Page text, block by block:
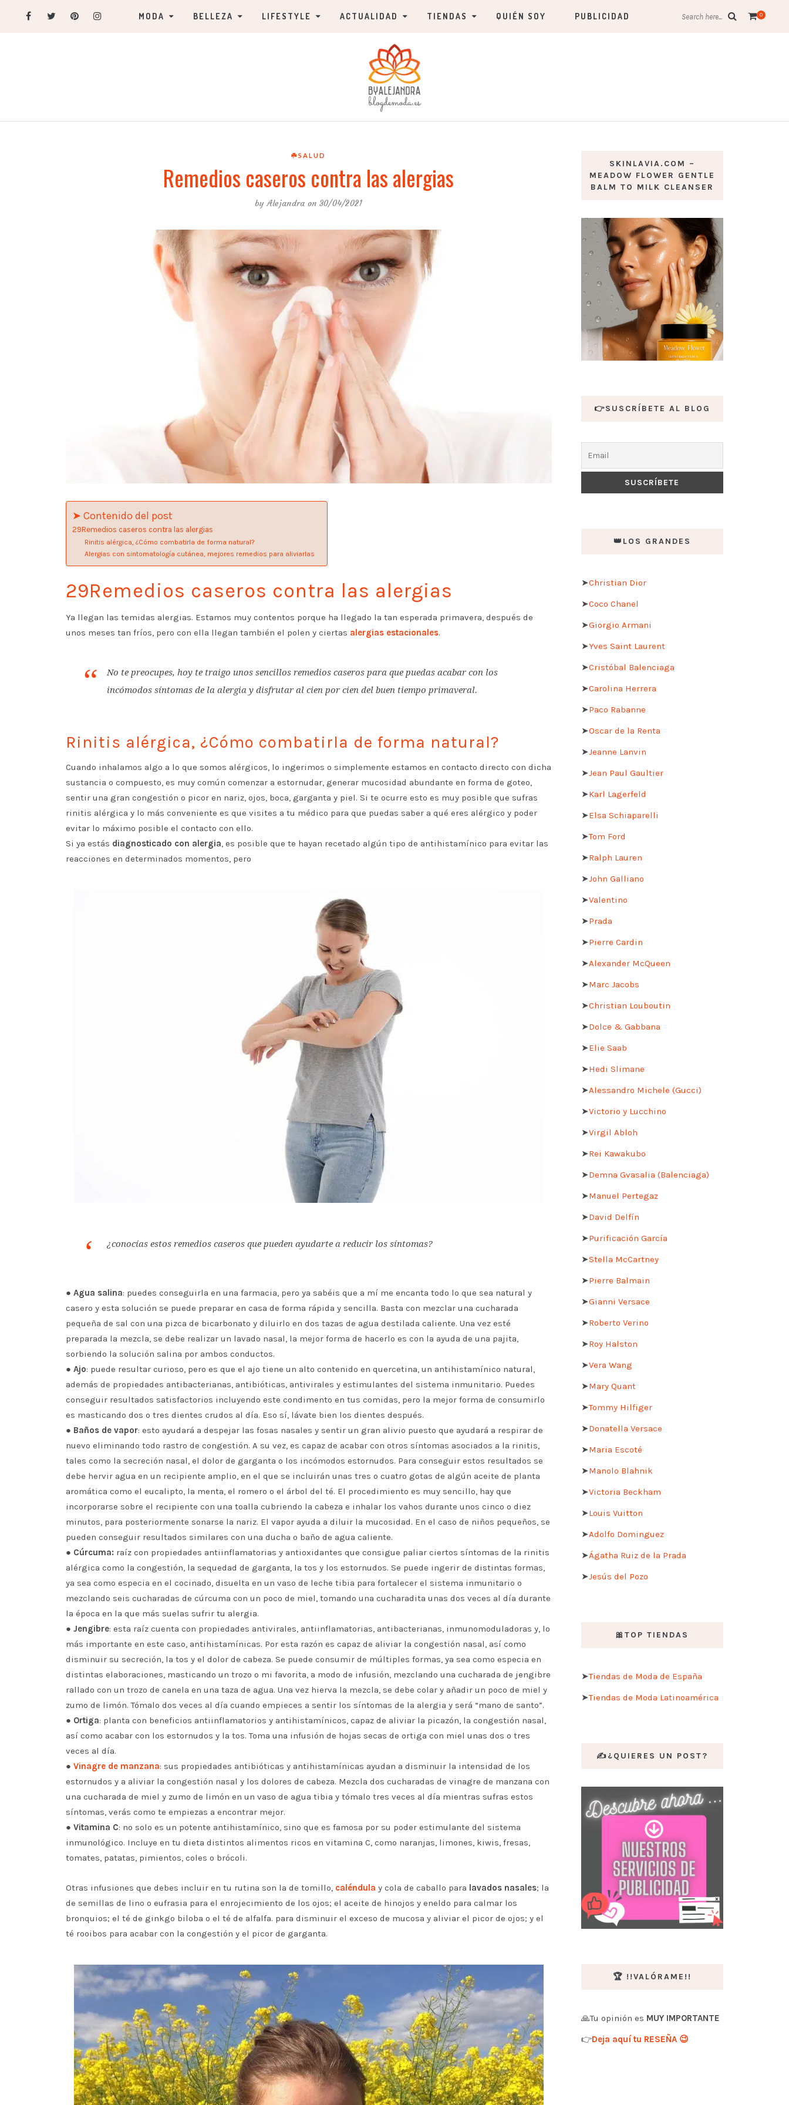
MODA BELLEZA LIFESTYLE ACTUALIDAD TIENDAS QUIÉN SOY PUBLICIDAD Search here... 0
☘️SALUD
Remedios caseros contra las alergias
byAlejandra on 30/04/2021
➤ Contenido del post
29Remedios caseros contra las alergias
Rinitis alérgica, ¿Cómo combatirla de forma natural?
Alergias con sintomatología cutánea, mejores remedios para aliviarlas
29Remedios caseros contra las alergias
Ya llegan las temidas alergias. Estamos muy contentos porque ha llegado la tan esperada primavera, después de
unos meses tan fríos, pero con ella llegan también el polen y ciertas alergias estacionales.
No te preocupes, hoy te traigo unos sencillos remedios caseros para que puedas acabar con los
incómodos síntomas de la alergia y disfrutar al cien por cien del buen tiempo primaveral.
Rinitis alérgica, ¿Cómo combatirla de forma natural?
Cuando inhalamos algo a lo que somos alérgicos, lo ingerimos o simplemente estamos en contacto directo con dicha
sustancia o compuesto, es muy común comenzar a estornudar, generar mucosidad abundante en forma de goteo,
sentir una gran congestión o picor en nariz, ojos, boca, garganta y piel. Si te ocurre esto es muy posible que sufras
rinitis alérgica y lo más conveniente es que visites a tu médico para que puedas saber a qué eres alérgico y poder
evitar lo máximo posible el contacto con ello.
Si ya estás diagnosticado con alergia, es posible que te hayan recetado algún tipo de antihistamínico para evitar las
reacciones en determinados momentos, pero
¿conocías estos remedios caseros que pueden ayudarte a reducir los síntomas?
● Agua salina: puedes conseguirla en una farmacia, pero ya sabéis que a mí me encanta todo lo que sea natural y
casero y esta solución se puede preparar en casa de forma rápida y sencilla. Basta con mezclar una cucharada
pequeña de sal con una pizca de bicarbonato y diluirlo en dos tazas de agua destilada caliente. Una vez esté
preparada la mezcla, se debe realizar un lavado nasal, la mejor forma de hacerlo es con la ayuda de una pajita,
sorbiendo la solución salina por ambos conductos.
● Ajo: puede resultar curioso, pero es que el ajo tiene un alto contenido en quercetina, un antihistamínico natural,
además de propiedades antibacterianas, antibióticas, antivirales y estimulantes del sistema inmunitario. Puedes
conseguir resultados satisfactorios incluyendo este condimento en tus comidas, pero la mejor forma de consumirlo
es masticando dos o tres dientes crudos al día. Eso sí, lávate bien los dientes después.
● Baños de vapor: esto ayudará a despejar las fosas nasales y sentir un gran alivio puesto que ayudará a respirar de
nuevo eliminando todo rastro de congestión. A su vez, es capaz de acabar con otros síntomas asociados a la rinitis,
tales como la secreción nasal, el dolor de garganta o los incómodos estornudos. Para conseguir estos resultados se
debe hervir agua en un recipiente amplio, en el que se incluirán unas tres o cuatro gotas de algún aceite de planta
aromática como el eucalipto, la menta, el romero o el árbol del té. El procedimiento es muy sencillo, hay que
incorporarse sobre el recipiente con una toalla cubriendo la cabeza e inhalar los vahos durante unos cinco o diez
minutos, para posteriormente sonarse la nariz. El vapor ayuda a diluir la mucosidad. En el caso de niños pequeños, se
pueden conseguir resultados similares con una ducha o baño de agua caliente.
● Cúrcuma: raíz con propiedades antiinflamatorias y antioxidantes que consigue paliar ciertos síntomas de la rinitis
alérgica como la congestión, la sequedad de garganta, la tos y los estornudos. Se puede ingerir de distintas formas,
ya sea como especia en el cocinado, disuelta en un vaso de leche tibia para fortalecer el sistema inmunitario o
mezclando seis cucharadas de cúrcuma con un poco de miel, tomando una cucharadita unas dos veces al día durante
la época en la que más suelas sufrir tu alergia.
● Jengibre: esta raíz cuenta con propiedades antivirales, antiinflamatorias, antibacterianas, inmunomoduladoras y, lo
más importante en este caso, antihistamínicas. Por esta razón es capaz de aliviar la congestión nasal, así como
disminuir su secreción, la tos y el dolor de cabeza. Se puede consumir de múltiples formas, ya sea como especia en
distintas elaboraciones, masticando un trozo o mi favorita, a modo de infusión, mezclando una cucharada de jengibre
rallado con un trozo de canela en una taza de agua. Una vez hierva la mezcla, se debe colar y añadir un poco de miel y
zumo de limón. Tómalo dos veces al día cuando empieces a sentir los síntomas de la alergia y será “mano de santo”.
● Ortiga: planta con beneficios antiinflamatorios y antihistamínicos, capaz de aliviar la picazón, la congestión nasal,
así como acabar con los estornudos y la tos. Toma una infusión de hojas secas de ortiga con miel unas dos o tres
veces al día.
● Vinagre de manzana: sus propiedades antibióticas y antihistamínicas ayudan a disminuir la intensidad de los
estornudos y a aliviar la congestión nasal y los dolores de cabeza. Mezcla dos cucharadas de vinagre de manzana con
una cucharada de miel y zumo de limón en un vaso de agua tibia y tómalo tres veces al día mientras sufras estos
síntomas, verás como te empiezas a encontrar mejor.
● Vitamina C: no solo es un potente antihistamínico, sino que es famosa por su poder estimulante del sistema
inmunológico. Incluye en tu dieta distintos alimentos ricos en vitamina C, como naranjas, limones, kiwis, fresas,
tomates, patatas, pimientos, coles o brócoli.
Otras infusiones que debes incluir en tu rutina son la de tomillo, caléndula y cola de caballo para lavados nasales; la
de semillas de lino o eufrasia para el enrojecimiento de los ojos; el aceite de hinojos y eneldo para calmar los
bronquios; el té de ginkgo biloba o el té de alfalfa. para disminuir el exceso de mucosa y aliviar el picor de ojos; y el
té rooibos para acabar con la congestión y el picor de garganta.
SKINLAVIA.COM –
MEADOW FLOWER GENTLE
BALM TO MILK CLEANSER
👉SUSCRÍBETE AL BLOG
👑LOS GRANDES
➤Christian Dior
➤Coco Chanel
➤Giorgio Armani
➤Yves Saint Laurent
➤Cristóbal Balenciaga
➤Carolina Herrera
➤Paco Rabanne
➤Oscar de la Renta
➤Jeanne Lanvin
➤Jean Paul Gaultier
➤Karl Lagerfeld
➤Elsa Schiaparelli
➤Tom Ford
➤Ralph Lauren
➤John Galliano
➤Valentino
➤Prada
➤Pierre Cardin
➤Alexander McQueen
➤Marc Jacobs
➤Christian Louboutin
➤Dolce & Gabbana
➤Elie Saab
➤Hedi Slimane
➤Alessandro Michele (Gucci)
➤Victorio y Lucchino
➤Virgil Abloh
➤Rei Kawakubo
➤Demna Gvasalia (Balenciaga)
➤Manuel Pertegaz
➤David Delfín
➤Purificación García
➤Stella McCartney
➤Pierre Balmain
➤Gianni Versace
➤Roberto Verino
➤Roy Halston
➤Vera Wang
➤Mary Quant
➤Tommy Hilfiger
➤Donatella Versace
➤Maria Escoté
➤Manolo Blahnik
➤Victoria Beckham
➤Louis Vuitton
➤Adolfo Dominguez
➤Ágatha Ruiz de la Prada
➤Jesús del Pozo
🎀TOP TIENDAS
➤Tiendas de Moda de España
➤Tiendas de Moda Latinoamérica
✍️¿QUIERES UN POST?
🏆 !!VALÓRAME!!
🙏Tu opinión es MUY IMPORTANTE
👉Deja aquí tu RESEÑA 😉